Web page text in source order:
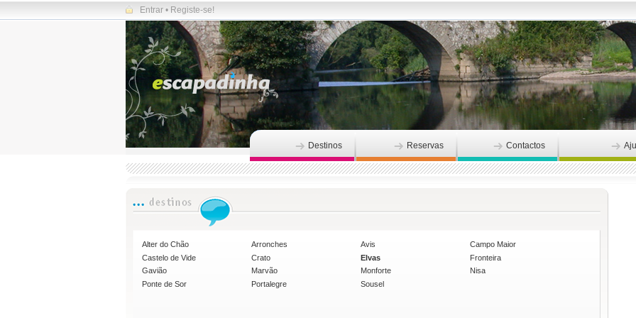
Entrar • Registe-se!
Destinos Reservas Contactos
Alter do Chão Arronches Avis
Campo Maior
Castelo de Vide
Crato Elvas
Fronteira
Gavião
Marvão Monforte
Nisa
Ponte de Sor
Portalegre Sousel